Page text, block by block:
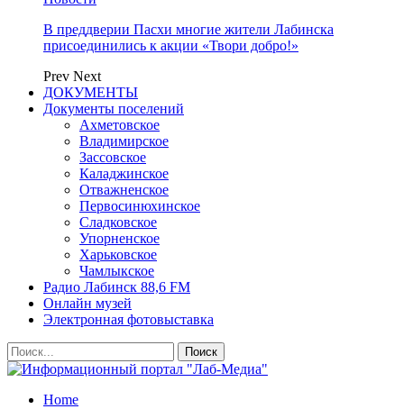
В преддверии Пасхи многие жители Лабинска
присоединились к акции «Твори добро!»
Prev Next
ДОКУМЕНТЫ
Документы поселений
Ахметовское
Владимирское
Зассовское
Каладжинское
Отважненское
Первосинюхинское
Сладковское
Упорненское
Харьковское
Чамлыкское
Радио Лабинск 88,6 FM
Онлайн музей
Электронная фотовыставка
Home